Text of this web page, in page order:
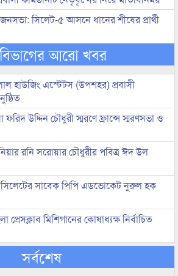
সিলেট-৫ আসনে ধানের শীষের প্রার্থী
আরো খবর
হাউজিং এস্টেটস (উপশহর) প্রবাসী
উদ্দিন চৌধুরী স্মরণে ফ্রান্সে স্মরণসভা ও
রনি সরোয়ার চৌধুরীর পবিত্র ঈদ উল
সিলেটের সাবেক পিপি এডভোকেট নুরুল হক
মিশিগানের কোষাধ্যক্ষ নির্বাচিত
সর্বশেষ